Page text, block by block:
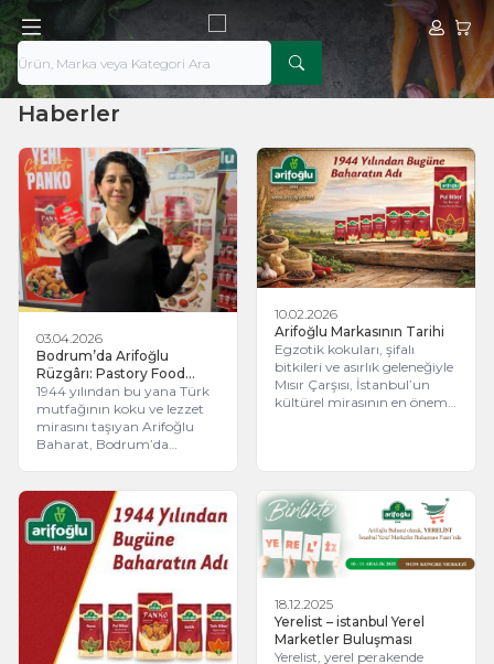
Hesabım
Haberler
03.04.2026
Bodrum’da Arifoğlu
Rüzgârı: Pastory Food
Demo Day’e Damga
Vurdu!
1944 yılından bu yana Türk
mutfağının koku ve lezzet
mirasını taşıyan Arifoğlu
Baharat, Bodrum’da
profesyonellerle ve lezzet
tutkunlarıyla buluştu.
10.02.2026
Arifoğlu Markasının Tarihi
Egzotik kokuları, şifalı
bitkileri ve asırlık geleneğiyle
Mısır Çarşısı, İstanbul’un
kültürel mirasının en önemli
ilk aktar dükkânıyla bugün
Türkiye’nin ve dünyanın
tanıdığı güçlü markalardan
biri haline gelmiştir.
Kurulduğu günden bu yana
ürün gamını sürekli
genişleten Arifoğlu, yüzlerce
tüketiciyle buluşturarak
aktar geleneğini modern
dünyaya taşımaktadır.
18.12.2025
Yerelist – istanbul Yerel
Marketler Buluşması
Yerelist, yerel perakende